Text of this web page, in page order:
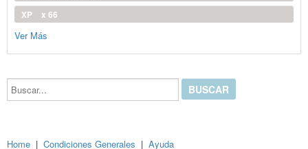
XP
x 66
Ver Más
Buscar...
Home | Condiciones Generales | Ayuda